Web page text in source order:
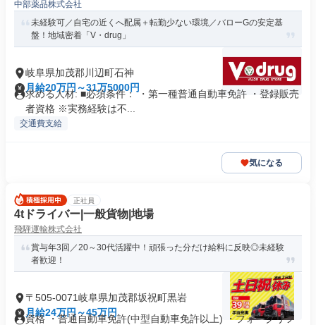
中部薬品株式会社
未経験可／自宅の近くへ配属＋転勤少ない環境／バローGの安定基
盤！地域密着「V・drug」
岐阜県加茂郡川辺町石神
月給20万円～31万5000円
求める人材: ■必須条件： ・第一種普通自動車免許 ・登録販売
者資格 ※実務経験は不...
交通費支給
気になる
正社員
4tドライバー|一般貨物|地場
飛騨運輸株式会社
賞与年3回／20～30代活躍中！頑張った分だけ給料に反映◎未経験
者歓迎！
〒505-0071岐阜県加茂郡坂祝町黒岩
月給24万円～45万円
資格 ・普通自動車免許(中型自動車免許以上) ・フォークリフ